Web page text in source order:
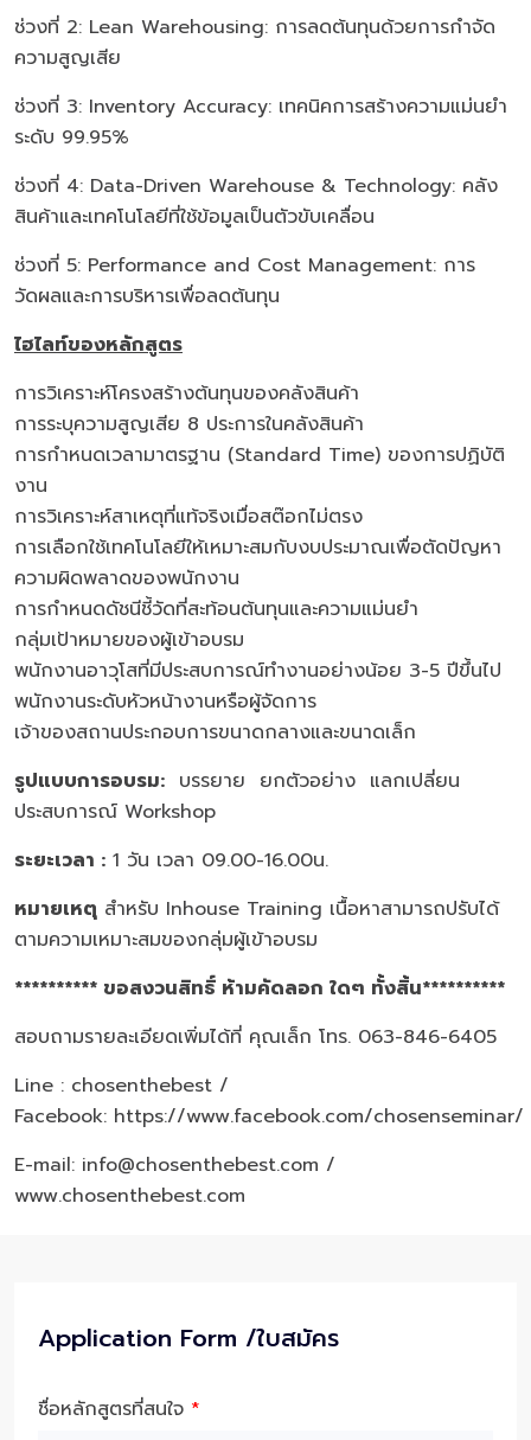
ช่วงที่ 2: Lean Warehousing: การลดต้นทุนด้วยการกำจัด
ความสูญเสีย
ช่วงที่ 3: Inventory Accuracy: เทคนิคการสร้างความแม่นยำ
ระดับ 99.95%
ช่วงที่ 4: Data-Driven Warehouse & Technology: คลัง
สินค้าและเทคโนโลยีที่ใช้ข้อมูลเป็นตัวขับเคลื่อน
ช่วงที่ 5: Performance and Cost Management: การ
วัดผลและการบริหารเพื่อลดต้นทุน
ไฮไลท์ของหลักสูตร
การวิเคราะห์โครงสร้างต้นทุนของคลังสินค้า
การระบุความสูญเสีย 8 ประการในคลังสินค้า
การกำหนดเวลามาตรฐาน (Standard Time) ของการปฏิบัติ
งาน
การวิเคราะห์สาเหตุที่แท้จริงเมื่อสต๊อกไม่ตรง
การเลือกใช้เทคโนโลยีให้เหมาะสมกับงบประมาณเพื่อตัดปัญหา
ความผิดพลาดของพนักงาน
การกำหนดดัชนีชี้วัดที่สะท้อนต้นทุนและความแม่นยำ
กลุ่มเป้าหมายของผู้เข้าอบรม
พนักงานอาวุโสที่มีประสบการณ์ทำงานอย่างน้อย 3-5 ปีขึ้นไป
พนักงานระดับหัวหน้างานหรือผู้จัดการ
เจ้าของสถานประกอบการขนาดกลางและขนาดเล็ก
รูปแบบการอบรม: บรรยาย ยกตัวอย่าง แลกเปลี่ยน
ประสบการณ์ Workshop
ระยะเวลา : 1 วัน เวลา 09.00-16.00น.
หมายเหตุ สำหรับ Inhouse Training เนื้อหาสามารถปรับได้
ตามความเหมาะสมของกลุ่มผู้เข้าอบรม
********** ขอสงวนสิทธิ์ ห้ามคัดลอก ใดๆ ทั้งสิ้น**********
สอบถามรายละเอียดเพิ่มได้ที่ คุณเล็ก โทร. 063-846-6405
Line : chosenthebest /
Facebook: https://www.facebook.com/chosenseminar/
E-mail: info@chosenthebest.com /
www.chosenthebest.com
Application Form /ใบสมัคร
ชื่อหลักสูตรที่สนใจ *